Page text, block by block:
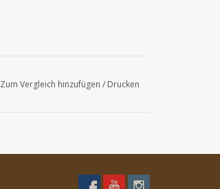
Zum Vergleich hinzufügen / Drucken